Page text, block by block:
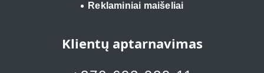
Reklaminiai maišeliai
Klientų aptarnavimas